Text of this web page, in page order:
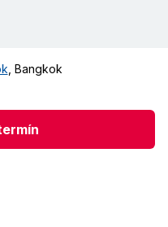
Bangkok